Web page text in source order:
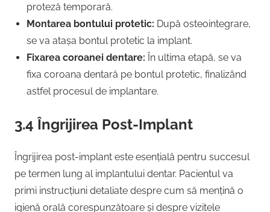
proteză temporară.
Montarea bontului protetic: După osteointegrare,
se va atașa bontul protetic la implant.
Fixarea coroanei dentare: În ultima etapă, se va
fixa coroana dentară pe bontul protetic, finalizând
astfel procesul de implantare.
3.4 Îngrijirea Post-Implant
Îngrijirea post-implant este esențială pentru succesul
pe termen lung al implantului dentar. Pacientul va
primi instrucțiuni detaliate despre cum să mențină o
igienă orală corespunzătoare și despre vizitele